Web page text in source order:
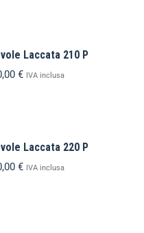
Laccata 210 P
€ IVA inclusa
Laccata 220 P
€ IVA inclusa